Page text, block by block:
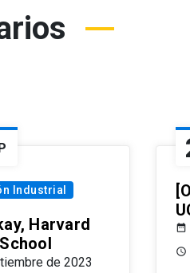
Industrial
Harvard
de 2023